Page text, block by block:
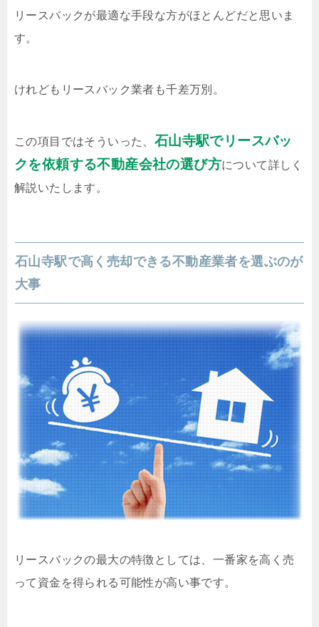
リースバックが最適な手段な方がほとんどだと思いま
す。
けれどもリースバック業者も千差万別。
この項目ではそういった、 石山寺駅でリースバッ
クを依頼する不動産会社の選び方について詳しく
解説いたします。
石山寺駅で高く売却できる不動産業者を選ぶのが
大事
リースバックの最大の特徴としては、一番家を高く売
って資金を得られる可能性が高い事です。